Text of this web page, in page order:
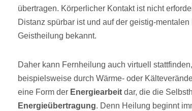
übertragen. Körperlicher Kontakt ist nicht
Distanz spürbar ist und auf der geistig-
Geistheilung bekannt.
Daher kann Fernheilung auch virtuell
beispielsweise durch Wärme- oder
eine Form der Energiearbeit dar, die die
Energieübertragung. Denn Heilung beginnt